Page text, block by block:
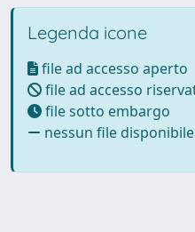
Legenda icone
file ad accesso aperto
file ad accesso
file sotto embargo
nessun file disponibile